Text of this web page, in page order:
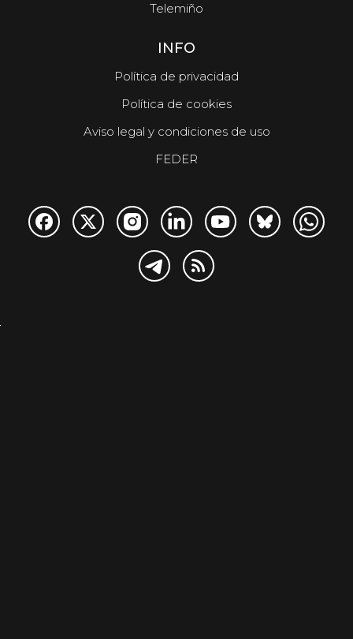
Telemiño
INFO
Política de privacidad
Política de cookies
Aviso legal y condiciones de uso
FEDER